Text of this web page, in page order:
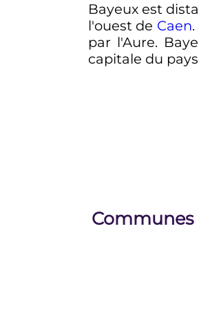
Bayeux est
l'ouest de Caen
par l'Aure.
capitale du